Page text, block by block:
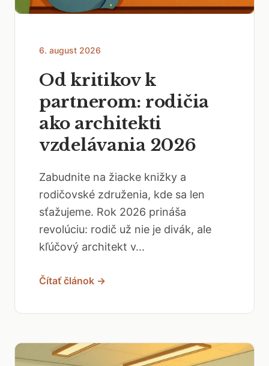
6. august 2026
Od kritikov k
partnerom: rodičia
ako architekti
vzdelávania 2026
Zabudnite na žiacke knižky a
rodičovské združenia, kde sa len
sťažujeme. Rok 2026 prináša
revolúciu: rodič už nie je divák, ale
kľúčový architekt v...
Čítať článok →